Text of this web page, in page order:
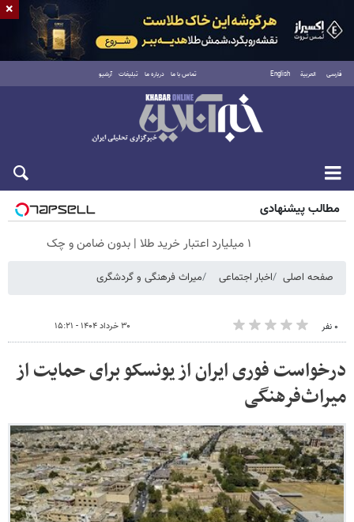
فارسی العربية English تماس با ما درباره ما تبلیغات آرشیو
جمعه ۱۶ مرداد ۱۴۰۵
مطالب پیشنهادی
۱ میلیارد اعتبار خرید طلا | بدون ضامن و چک
صفحه اصلی اخبار اجتماعی میراث فرهنگی و گردشگری
۰ نفر ۳۰ خرداد ۱۴۰۴ - ۱۵:۲۱
درخواست فوری ایران از یونسکو برای حمایت از
میراث‌فرهنگی
×